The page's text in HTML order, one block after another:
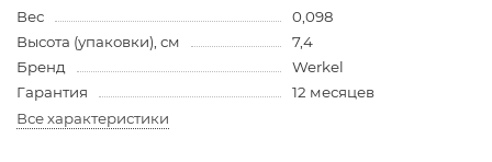
Вес
0,098
Высота (упаковки), см
7,4
Бренд
Werkel
Гарантия
12 месяцев
Все характеристики